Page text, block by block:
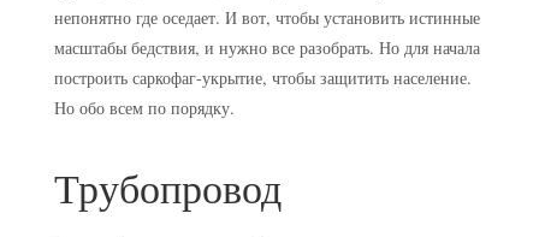
непонятно где оседает. И вот, чтобы установить истинные
масштабы бедствия, и нужно все разобрать. Но для начала
построить саркофаг-укрытие, чтобы защитить население.
Но обо всем по порядку.
Трубопровод